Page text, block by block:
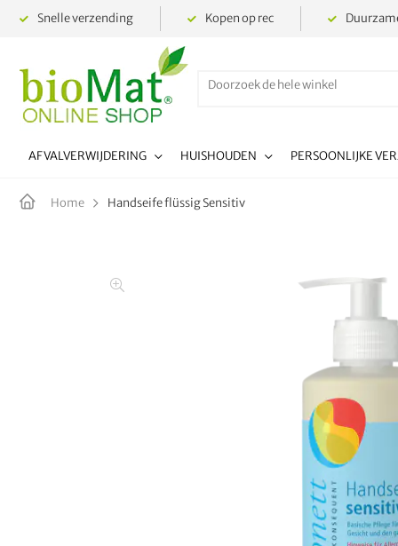
Snelle verzending Kopen op rec
AFVALVERWIJDERING HUISHOUDEN PERSOONLIJKE
Home Handseife flüssig Sensitiv